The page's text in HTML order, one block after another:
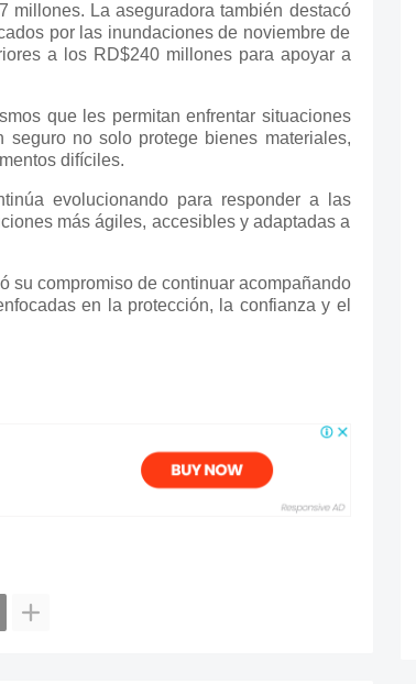
millones. La aseguradora también destacó
por las inundaciones de noviembre de
a los RD$240 millones para apoyar a
que les permitan enfrentar situaciones
no solo protege bienes materiales,
difíciles.
evolucionando para responder a las
más ágiles, accesibles y adaptadas a
su compromiso de continuar acompañando
en la protección, la confianza y el